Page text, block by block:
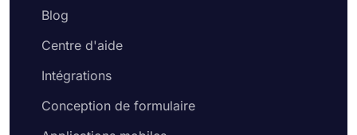
Blog
Centre d'aide
Intégrations
Conception de formulaire